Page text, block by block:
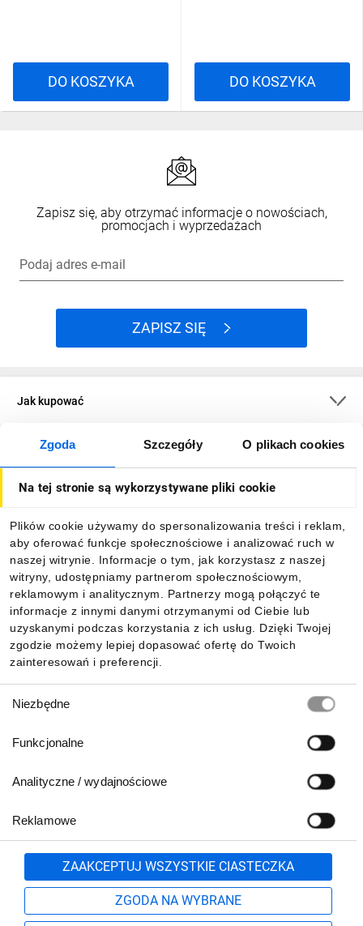
Zgoda Szczegóły O plikach cookies
Na tej stronie są wykorzystywane pliki cookie
Plików cookie używamy do spersonalizowania treści i reklam,
aby oferować funkcje społecznościowe i analizować ruch w
naszej witrynie. Informacje o tym, jak korzystasz z naszej
witryny, udostępniamy partnerom społecznościowym,
reklamowym i analitycznym. Partnerzy mogą połączyć te
informacje z innymi danymi otrzymanymi od Ciebie lub
uzyskanymi podczas korzystania z ich usług. Dzięki Twojej
zgodzie możemy lepiej dopasować ofertę do Twoich
zainteresowań i preferencji.
zgody
Niezbędne
Funkcjonalne
Analityczne / wydajnościowe
Reklamowe
ZAAKCEPTUJ WSZYSTKIE CIASTECZKA
ZGODA NA WYBRANE
DO KOSZYKA DO KOSZYKA
Zapisz się, aby otrzymać informacje o nowościach,
promocjach i wyprzedażach
Podaj adres e-mail
ZAPISZ SIĘ
Jak kupować
O firmie
Informacje
Pobierz naszą aplikację mobilną:
801 500 700 lub
71 37 61 600
Formularz kontaktowy